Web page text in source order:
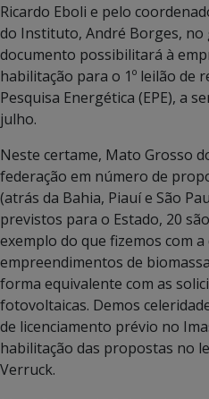
Ricardo Eboli e pelo
do Instituto, André Borges, no
documento possibilitará à
habilitação para o 1º leilão de
Pesquisa Energética (EPE), a
julho.
Neste certame, Mato Grosso
federação em número de
(atrás da Bahia, Piauí e São
previstos para o Estado, 20
exemplo do que fizemos com
empreendimentos de
forma equivalente com as
fotovoltaicas. Demos
de licenciamento prévio no
habilitação das propostas no
Verruck.